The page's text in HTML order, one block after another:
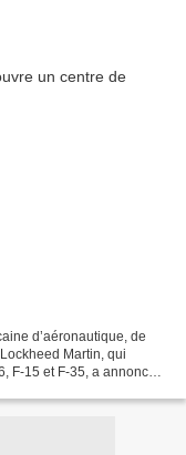
d’aéronautique, de
Martin, qui
F-15 et F-35, a annoncé